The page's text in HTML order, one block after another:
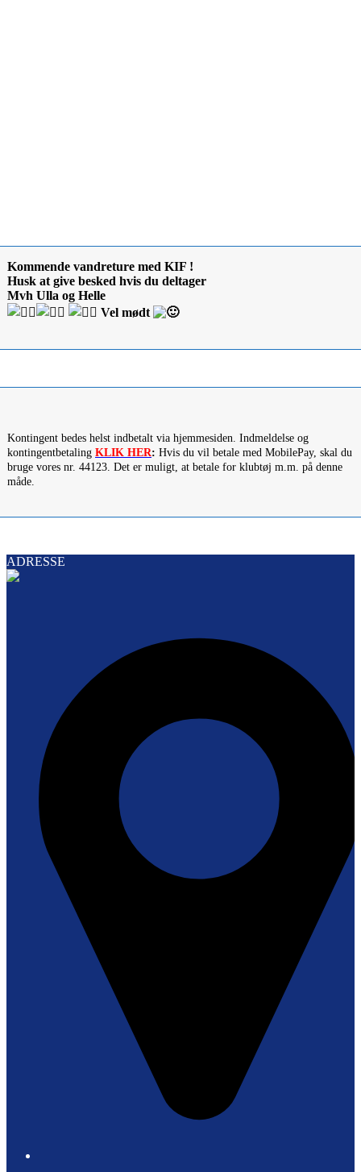
Kommende vandreture med KIF !
Husk at give besked hvis du deltager
Mvh Ulla og Helle
Vel mødt
Kontingent bedes helst indbetalt via hjemmesiden. Indmeldelse og
kontingentbetaling KLIK HER: Hvis du vil betale med MobilePay, skal du
bruge vores nr. 44123. Det er muligt, at betale for klubtøj m.m. på denne
måde.
ADRESSE